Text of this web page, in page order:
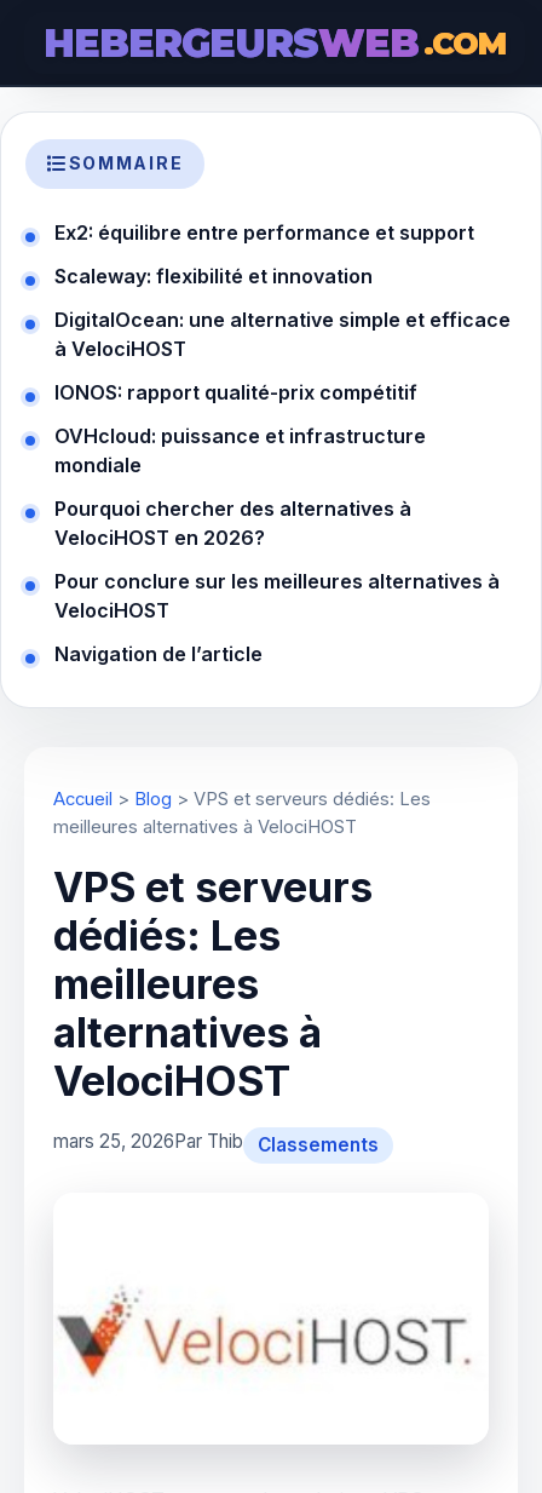
HEBERGEURSWEB.COM
SOMMAIRE
Ex2: équilibre entre performance et support
Scaleway: flexibilité et innovation
DigitalOcean: une alternative simple et efficace
à VelociHOST
IONOS: rapport qualité-prix compétitif
OVHcloud: puissance et infrastructure
mondiale
Pourquoi chercher des alternatives à
VelociHOST en 2026?
Pour conclure sur les meilleures alternatives à
VelociHOST
Navigation de l’article
Accueil > Blog > VPS et serveurs dédiés: Les
meilleures alternatives à VelociHOST
VPS et serveurs
dédiés: Les
meilleures
alternatives à
VelociHOST
mars 25, 2026Par Thib Classements